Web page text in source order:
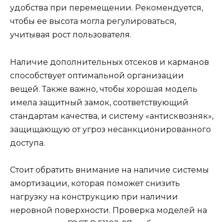
удобства при перемещении. Рекомендуется,
чтобы ее высота могла регулироваться,
учитывая рост пользователя.
Наличие дополнительных отсеков и карманов
способствует оптимальной организации
вещей. Также важно, чтобы хорошая модель
имела защитный замок, соответствующий
стандартам качества, и систему «антисквозняк»,
защищающую от угроз несанкционированного
доступа.
Стоит обратить внимание на наличие системы
амортизации, которая поможет снизить
нагрузку на конструкцию при наличии
неровной поверхности. Проверка моделей на